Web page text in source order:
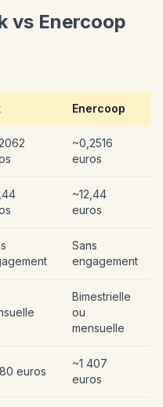
vs Enercoop
Enercoop
~0,2516
euros
~12,44
euros
Sans
engagement
Bimestrielle
ou
mensuelle
euros
~1 407
euros